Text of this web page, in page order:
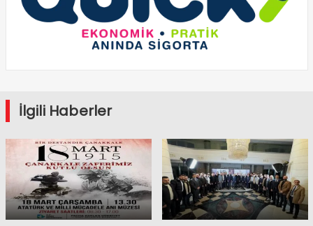
İlgili Haberler